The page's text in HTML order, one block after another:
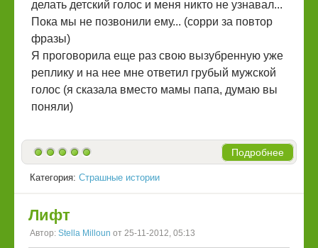
делать детский голос и меня никто не узнавал...
Пока мы не позвонили ему... (сорри за повтор
фразы)
Я проговорила еще раз свою вызубренную уже
реплику и на нее мне ответил грубый мужской
голос (я сказала вместо мамы папа, думаю вы
поняли)
Подробнее
Категория: Страшные истории
Лифт
Автор: Stella Milloun от 25-11-2012, 05:13